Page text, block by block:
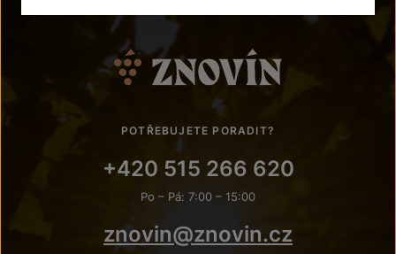
POTŘEBUJETE PORADIT?
+420 515 266 620
Po – Pá: 7:00 – 15:00
znovin@znovin.cz